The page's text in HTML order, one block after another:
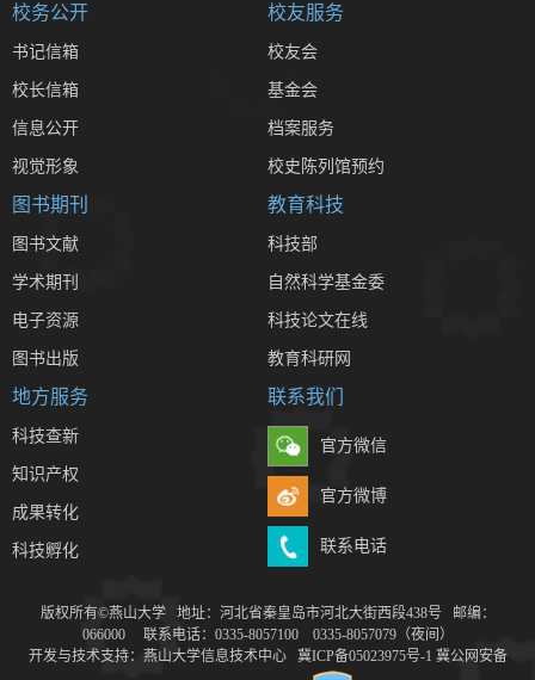
校务公开
书记信箱
校长信箱
信息公开
视觉形象
校友服务
校友会
基金会
档案服务
校史陈列馆预约
图书期刊
图书文献
学术期刊
电子资源
图书出版
教育科技
科技部
自然科学基金委
科技论文在线
教育科研网
地方服务
科技查新
知识产权
成果转化
科技孵化
联系我们
官方微信
官方微博
联系电话
版权所有©燕山大学 地址：河北省秦皇岛市河北大街西段438号 邮编：
066000 联系电话：0335-8057100 0335-8057079（夜间）
开发与技术支持：燕山大学信息技术中心 冀ICP备05023975号-1 冀公网安备